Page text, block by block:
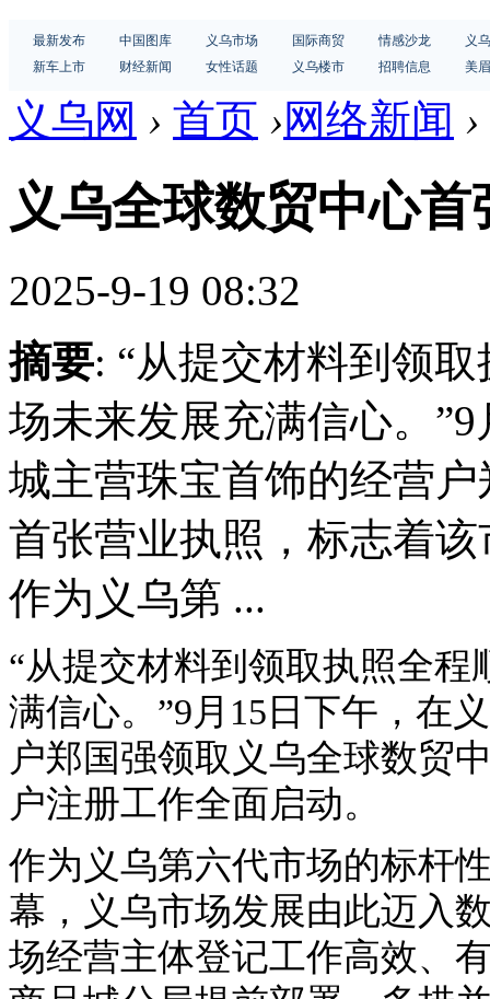
最新发布 中国图库 义乌市场 国际商贸 情感沙龙
义
新车上市
财经新闻 女性话题 义乌楼市 招聘信息 美
义乌网 › 首页 ›网络新闻 ›
义乌全球数贸中心
2025-9-19 08:32
摘要: “从提交材料到领
场未来发展充满信心。
城主营珠宝首饰的经营
首张营业执照，标志着
作为义乌第 ...
“从提交材料到领取执照全
满信心。”9月15日下午，在
户郑国强领取义乌全球数贸
户注册工作全面启动。
作为义乌第六代市场的标杆
幕，义乌市场发展由此迈入
场经营主体登记工作高效、